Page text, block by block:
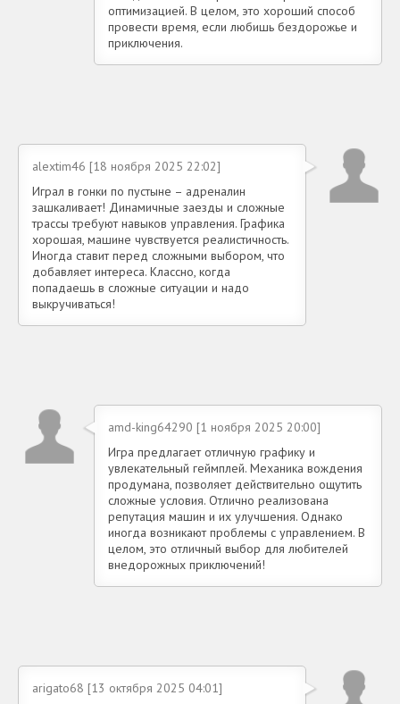
оптимизацией. В целом, это хороший способ
провести время, если любишь бездорожье и
приключения.
alextim46 [18 ноября 2025 22:02]
Играл в гонки по пустыне – адреналин
зашкаливает! Динамичные заезды и сложные
трассы требуют навыков управления. Графика
хорошая, машине чувствуется реалистичность.
Иногда ставит перед сложными выбором, что
добавляет интереса. Классно, когда
попадаешь в сложные ситуации и надо
выкручиваться!
amd-king64290 [1 ноября 2025 20:00]
Игра предлагает отличную графику и
увлекательный геймплей. Механика вождения
продумана, позволяет действительно ощутить
сложные условия. Отлично реализована
репутация машин и их улучшения. Однако
иногда возникают проблемы с управлением. В
целом, это отличный выбор для любителей
внедорожных приключений!
arigato68 [13 октября 2025 04:01]